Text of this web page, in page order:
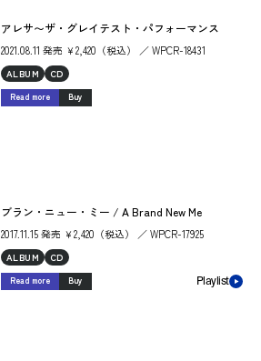
アレサ〜ザ・グレイテスト・パフォーマンス
2021.08.11 発売 ￥2,420（税込） ／ WPCR-18431
ALBUM CD
Read more Buy
ブラン・ニュー・ミー / A Brand New Me
2017.11.15 発売 ￥2,420（税込） ／ WPCR-17925
ALBUM CD
Read more Buy Playlist